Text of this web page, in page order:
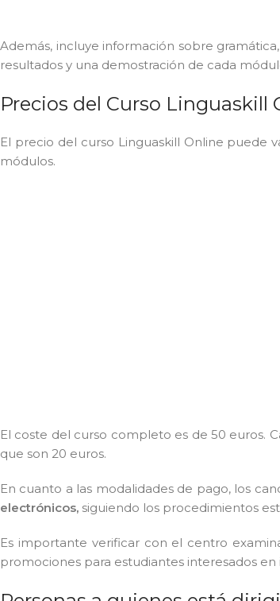
Además, incluye información sobre
resultados y una demostración de cada
Precios del Curso Linguaskill
El precio del curso Linguaskill Online puede
módulos.
El coste del curso completo es de 50 euros.
que son 20 euros.
En cuanto a las modalidades de pago, los
electrónicos, siguiendo los procedimientos
Es importante verificar con el centro
promociones para estudiantes interesados ​​en